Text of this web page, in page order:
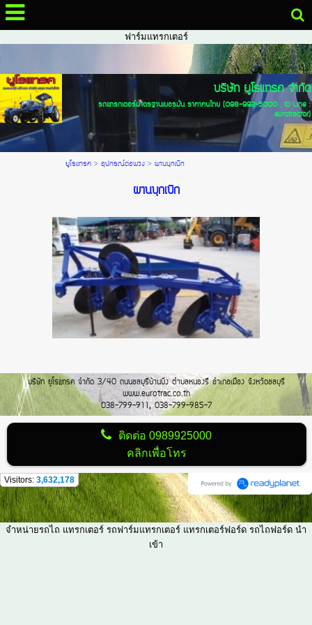
จำหน่ายรถไถ แทรกเตอร์ รถฟาร์มแทรกเตอร์ แทรกเตอร์ฟอร์ด รถไถฟอร์ด นำ
เข้ารถไถ, รถไถฟอร์ด, ขายรถไถ, จำหน่ายรถไถ, แทรกเตอร์, รถแทรกเตอร์, รถ
ฟาร์มแทรกเตอร์
บริษัท ยูโรแทรค จำกัด
รถแทรกเตอร์มาตรฐานเยอรมัน ราคาคนไทย (098-992-5000 , ID Line :
eurotractor)
ยูโรแทรค >อุปกรณ์ต่อพวง >ผานบุกเบิก
ผานบุกเบิก
บริษัท ยูโรแทรค จำกัด 3/40 ถนนชลบุรีบ้านบึง ตำบลหนองรี อำเภอเมือง จังหวัดชลบุรี
www.eurotrac.co.th
038-799-911, 038-799-985-7
ติดต่อ0989925000
คลิกเพื่อโทร
Visitors: 3,632,178
จำหน่ายรถไถ แทรกเตอร์ รถฟาร์มแทรกเตอร์ แทรกเตอร์ฟอร์ด รถไถฟอร์ด นำ
เข้า